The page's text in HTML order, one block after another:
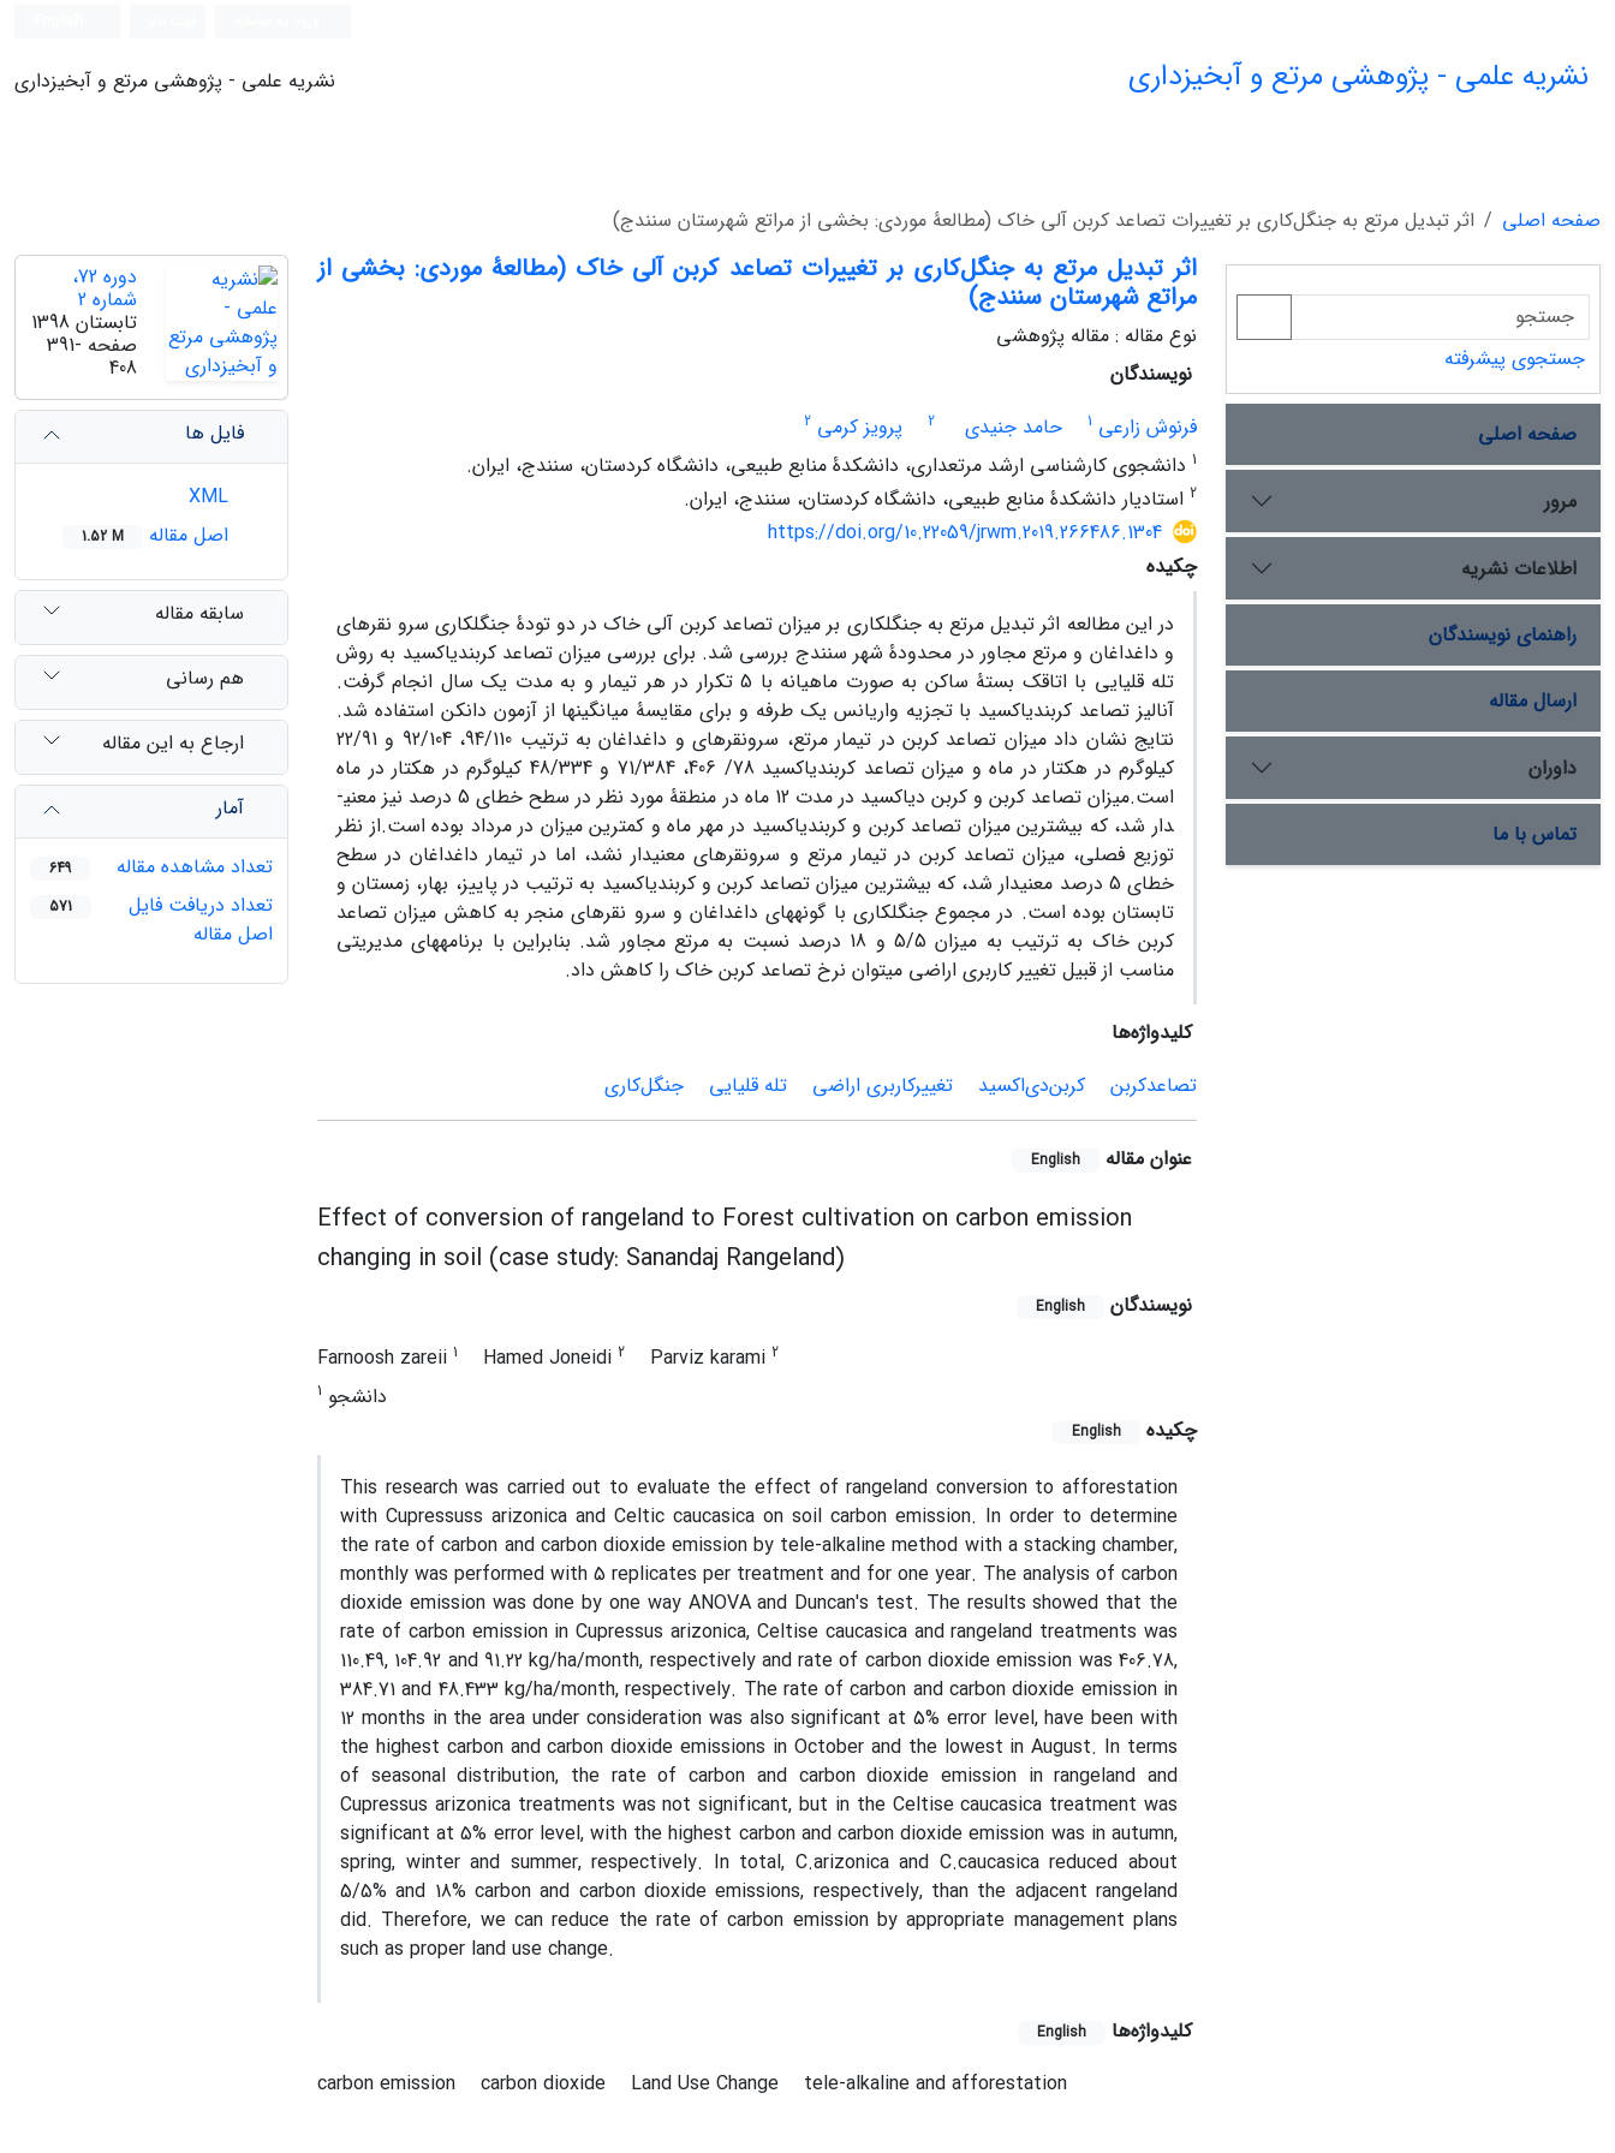
نشریه علمی - پژوهشی مرتع و آبخیزداری نشریه علمی - پژوهشی مرتع و آبخیزداری
صفحه اصلی اثر تبدیل مرتع به جنگل‌کاری بر تغییرات تصاعد کربن آلی خاک (مطالعۀ موردی: بخشی از مراتع شهرستان سنندج)
اثر تبدیل مرتع به جنگل‌کاری بر تغییرات تصاعد کربن آلی خاک (مطالعۀ موردی: بخشی از
مراتع شهرستان سنندج)
نوع مقاله : مقاله پژوهشی
نویسندگان
فرنوش زارعی 1 حامد جنیدی 2 پرویز کرمی 2
1 دانشجوی کارشناسی ارشد مرتعداری، دانشکدۀ منابع طبیعی، دانشگاه کردستان، سنندج، ایران.
2 استادیار دانشکدۀ منابع طبیعی، دانشگاه کردستان، سنندج، ایران.
https://doi.org/10.22059/jrwm.2019.266486.1304
چکیده
در این مطالعه اثر تبدیل مرتع به جنگل­کاری بر میزان تصاعد کربن آلی خاک در دو تودۀ جنگل­کاری سرو ­نقره­ای
و داغداغان و مرتع مجاور در محدودۀ شهر سنندج بررسی شد. برای بررسی میزان تصاعد کربن­دی­اکسید به روش
تله قلیایی با اتاقک بستۀ ساکن به صورت ماهیانه با 5 تکرار در هر تیمار و به مدت یک سال انجام گرفت.
آنالیز تصاعد کربن­دی­اکسید با تجزیه واریانس یک طرفه و برای مقایسۀ میانگین­ها از آزمون دانکن استفاده شد.
نتایج نشان داد میزان تصاعد کربن در تیمار مرتع، سرو­نقره­ای و داغداغان به ترتیب 94/110، 92/104 و 22/91
کیلوگرم در هکتار در ماه و میزان تصاعد کربن­دی­اکسید 78/ 406، 71/384 و 48/334 کیلوگرم در هکتار در ماه
است.میزان تصاعد کربن و کربن دی­اکسید در مدت 12 ماه در منطقۀ مورد نظر در سطح خطای 5 درصد نیز معنی­
دار شد، که بیش­ترین میزان تصاعد کربن و کربن­دی­اکسید در مهر ماه و کم­ترین میزان در مرداد بوده است.از نظر
توزیع فصلی، میزان تصاعد کربن در تیمار مرتع و سرو­نقره­ای معنی­دار نشد، اما در تیمار داغداغان در سطح
خطای 5 درصد معنی­دار شد، که بیش­ترین میزان تصاعد کربن و کربن­دی­اکسید به ترتیب در پاییز، بهار، زمستان و
تابستان بوده­ است. در مجموع جنگل­کاری با گونه­های داغداغان و سرو نقره­ای منجر به کاهش میزان تصاعد
کربن خاک به ترتیب به میزان 5/5 و 18 درصد نسبت به مرتع مجاور شد. بنابراین با برنامه­های مدیریتی
مناسب از قبیل تغییر کاربری اراضی می­توان نرخ تصاعد کربن خاک را کاهش داد.
کلیدواژه‌ها
تصاعدکربن
کربن‌دی‌اکسید تغییرکاربری اراضی تله قلیایی جنگل‌کاری
عنوان مقاله English
Effect of conversion of rangeland to Forest cultivation on carbon emission
changing in soil (case study: Sanandaj Rangeland)
نویسندگان English
Farnoosh zareii 1 Hamed Joneidi 2 Parviz karami 2
1 دانشجو
چکیده
English
This research was carried out to evaluate the effect of rangeland conversion to afforestation
with Cupressuss arizonica and Celtic caucasica on soil carbon emission. In order to determine
the rate of carbon and carbon dioxide emission by tele-alkaline method with a stacking chamber,
monthly was performed with 5 replicates per treatment and for one year. The analysis of carbon
dioxide emission was done by one way ANOVA and Duncan's test. The results showed that the
rate of carbon emission in Cupressus‌ arizonica, Celtise caucasica and rangeland treatments was
110.49, 104.92 and 91.22 kg/ha/month, respectively and rate of carbon dioxide emission was 406.78,
384.71 and 48.433 kg/ha/month, respectively. The rate of carbon and carbon dioxide emission in
12 months in the area under consideration was also significant at 5% error level, have been with
the highest carbon and carbon dioxide emissions in October and the lowest in August. In terms
of seasonal distribution, the rate of carbon and carbon dioxide emission in rangeland and
Cupressus‌ arizonica treatments was not significant, but in the Celtise caucasica treatment was
significant at 5% error level, with the highest carbon and carbon dioxide emission was in autumn,
spring, winter and summer, respectively. In total, C.arizonica and C.caucasica reduced about
5/5% and 18% carbon and carbon dioxide emissions, respectively, than the adjacent rangeland
did. Therefore, we can reduce the rate of carbon emission by appropriate management plans
such as proper land use change.
کلیدواژه‌ها English
carbon emission carbon dioxide Land Use Change tele-alkaline and afforestation
دوره 72،
شماره 2
تابستان 1398
صفحه 391-
408
فایل ها
اصل مقاله
1.52 M
سابقه مقاله
هم رسانی
ارجاع به این مقاله
آمار
تعداد مشاهده مقاله
649
تعداد دریافت فایل
اصل مقاله
571
جستجوی پیشرفته
صفحه اصلی
مرور
اطلاعات نشریه
راهنمای نویسندگان
ارسال مقاله
داوران
تماس با ما